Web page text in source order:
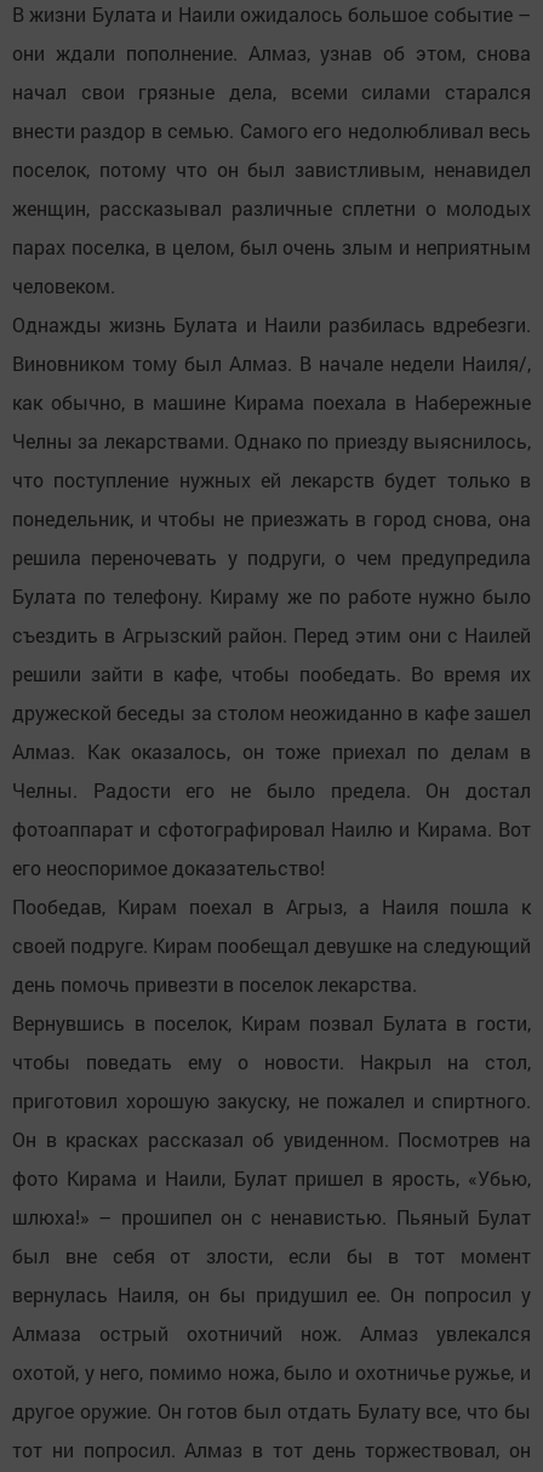
В жизни Булата и Наили ожидалось большое событие –
они ждали пополнение. Алмаз, узнав об этом, снова
начал свои грязные дела, всеми силами старался
внести раздор в семью. Самого его недолюбливал весь
поселок, потому что он был завистливым, ненавидел
женщин, рассказывал различные сплетни о молодых
парах поселка, в целом, был очень злым и неприятным
человеком.
Однажды жизнь Булата и Наили разбилась вдребезги.
Виновником тому был Алмаз. В начале недели Наиля/,
как обычно, в машине Кирама поехала в Набережные
Челны за лекарствами. Однако по приезду выяснилось,
что поступление нужных ей лекарств будет только в
понедельник, и чтобы не приезжать в город снова, она
решила переночевать у подруги, о чем предупредила
Булата по телефону. Кираму же по работе нужно было
съездить в Агрызский район. Перед этим они с Наилей
решили зайти в кафе, чтобы пообедать. Во время их
дружеской беседы за столом неожиданно в кафе зашел
Алмаз. Как оказалось, он тоже приехал по делам в
Челны. Радости его не было предела. Он достал
фотоаппарат и сфотографировал Наилю и Кирама. Вот
его неоспоримое доказательство!
Пообедав, Кирам поехал в Агрыз, а Наиля пошла к
своей подруге. Кирам пообещал девушке на следующий
день помочь привезти в поселок лекарства.
Вернувшись в поселок, Кирам позвал Булата в гости,
чтобы поведать ему о новости. Накрыл на стол,
приготовил хорошую закуску, не пожалел и спиртного.
Он в красках рассказал об увиденном. Посмотрев на
фото Кирама и Наили, Булат пришел в ярость, «Убью,
шлюха!» – прошипел он с ненавистью. Пьяный Булат
был вне себя от злости, если бы в тот момент
вернулась Наиля, он бы придушил ее. Он попросил у
Алмаза острый охотничий нож. Алмаз увлекался
охотой, у него, помимо ножа, было и охотничье ружье, и
другое оружие. Он готов был отдать Булату все, что бы
тот ни попросил. Алмаз в тот день торжествовал, он